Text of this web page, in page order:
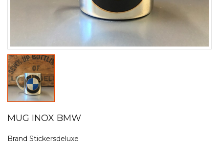
MUG INOX BMW
Brand Stickersdeluxe